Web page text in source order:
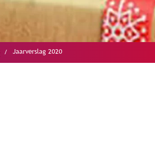
Jaarverslag 2020